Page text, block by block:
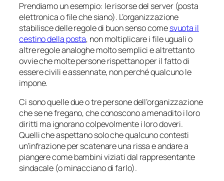
Prendiamo un esempio: le risorse del server (posta
elettronica o file che siano). L’organizzazione
stabilisce delle regole di buon senso comesvuota il
cestino della posta, non moltiplicare i file uguali o
altre regole analoghe molto semplici e altrettanto
ovvie che molte persone rispettano per il fatto di
essere civili e assennate, non perché qualcuno le
impone.
Ci sono quelle due o tre persone dell’organizzazione
che se ne fregano, che conoscono a menadito i loro
diritti ma ignorano colpevolmente i loro doveri.
Quelli che aspettano solo che qualcuno contesti
un’infrazione per scatenare una rissa e andare a
piangere come bambini viziati dal rappresentante
sindacale (o minacciano di farlo).